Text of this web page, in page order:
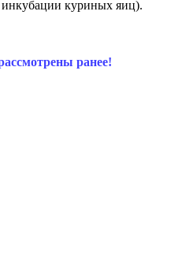
инкубации куриных яиц).
ранее!